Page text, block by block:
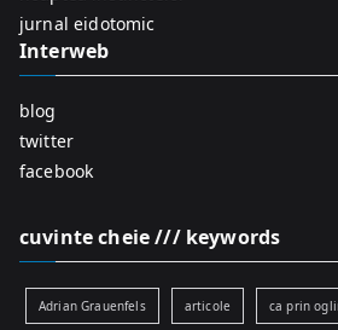
jurnal eidotomic
Interweb
blog
twitter
facebook
cuvinte cheie /// keywords
Adrian Grauenfels articole ca prin